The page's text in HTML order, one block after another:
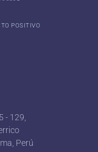
POSITIVO
- 129,
Perú